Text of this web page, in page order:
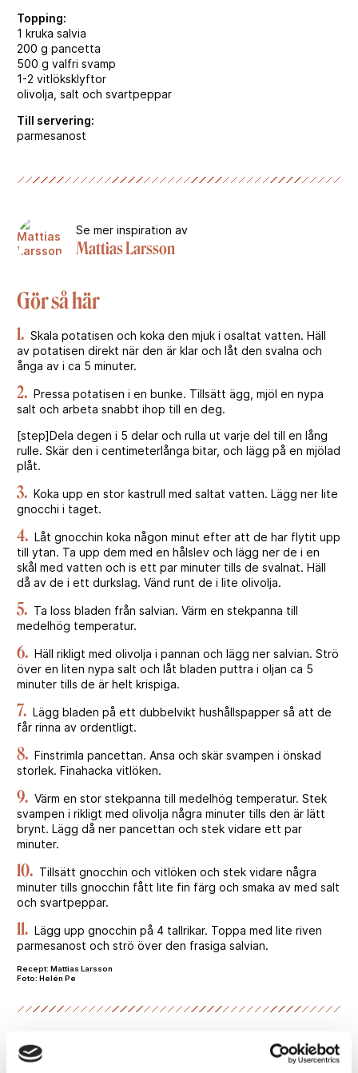
Topping:
1 kruka salvia
200 g pancetta
500 g valfri svamp
1-2 vitlöksklyftor
olivolja, salt och svartpeppar
Till servering:
parmesanost
Se mer inspiration av
Mattias Larsson
Gör så här
1. Skala potatisen och koka den mjuk i osaltat vatten. Häll
av potatisen direkt när den är klar och låt den svalna och
ånga av i ca 5 minuter.
2. Pressa potatisen i en bunke. Tillsätt ägg, mjöl en nypa
salt och arbeta snabbt ihop till en deg.
[step]Dela degen i 5 delar och rulla ut varje del till en lång
rulle. Skär den i centimeterlånga bitar, och lägg på en mjölad
plåt.
3. Koka upp en stor kastrull med saltat vatten. Lägg ner lite
gnocchi i taget.
4. Låt gnocchin koka någon minut efter att de har flytit upp
till ytan. Ta upp dem med en hålslev och lägg ner de i en
skål med vatten och is ett par minuter tills de svalnat. Häll
då av de i ett durkslag. Vänd runt de i lite olivolja.
5. Ta loss bladen från salvian. Värm en stekpanna till
medelhög temperatur.
6. Häll rikligt med olivolja i pannan och lägg ner salvian. Strö
över en liten nypa salt och låt bladen puttra i oljan ca 5
minuter tills de är helt krispiga.
7. Lägg bladen på ett dubbelvikt hushållspapper så att de
får rinna av ordentligt.
8. Finstrimla pancettan. Ansa och skär svampen i önskad
storlek. Finahacka vitlöken.
9. Värm en stor stekpanna till medelhög temperatur. Stek
svampen i rikligt med olivolja några minuter tills den är lätt
brynt. Lägg då ner pancettan och stek vidare ett par
minuter.
10. Tillsätt gnocchin och vitlöken och stek vidare några
minuter tills gnocchin fått lite fin färg och smaka av med salt
och svartpeppar.
11. Lägg upp gnocchin på 4 tallrikar. Toppa med lite riven
parmesanost och strö över den frasiga salvian.
Recept: Mattias Larsson
Foto: Helén Pe
Betyg